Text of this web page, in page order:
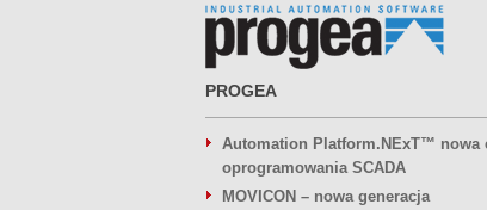
PROGEA
Automation Platform.NExT™ nowa
oprogramowania SCADA
MOVICON – nowa generacja